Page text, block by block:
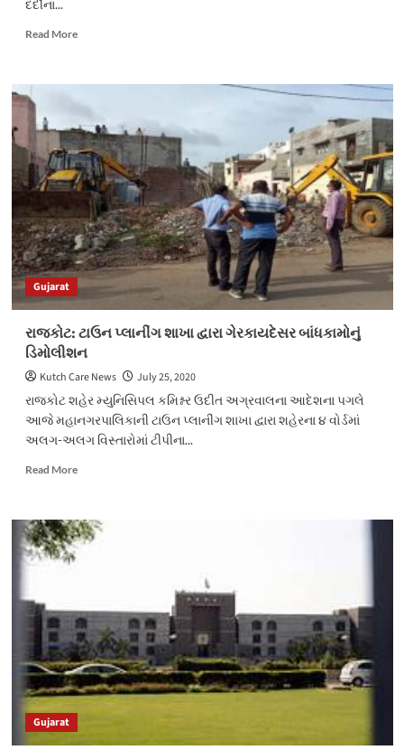
દર્દીના...
Read MoreRead
કોરોનાનો
રાજકોટમાં
વધુ
૧૦ના
મોત
Gujarat
રાજકોટ: ટાઉન પ્લાનીંગ શાખા દ્વારા ગેરકાયદેસર બાંધકામોનું
ડિમોલીશન
Kutch Care News
July 25, 2020
રાજકોટ શહેર મ્યુનિસિપલ કમિશ્નર ઉદીત અગ્રવાલના આદેશના પગલે
આજે મહાનગરપાલિકાની ટાઉન પ્લાનીંગ શાખા દ્વારા શહેરના ૪ વોર્ડમાં
અલગ-અલગ વિસ્તારોમાં ટીપીના...
Read MoreRead
રાજકોટ:
ટાઉન
બાંધકામોનું
ડિમોલીશન
Gujarat